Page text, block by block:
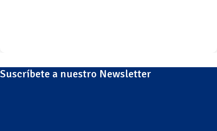
Suscríbete a nuestro Newsletter